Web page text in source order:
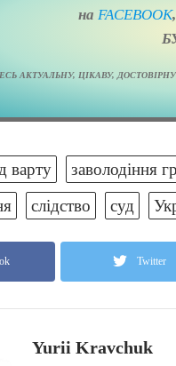
на FACEBOOK
АКТУАЛЬНУ, ЦІКАВУ,
варту заволодіння
слідство суд
Twitter
Yurii Kravchuk